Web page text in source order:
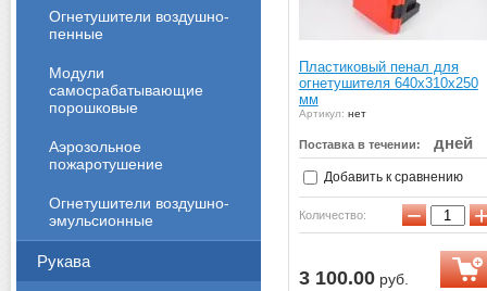
Пластиковый пенал для
огнетушителя 640х310х250
мм
Артикул: нет
Поставка в течении: дней
Добавить к сравнению
Количество: −
3 100.00руб.
Огнетушители воздушно-
пенные
Модули
самосрабатывающие
порошковые
Аэрозольное
пожаротушение
Огнетушители воздушно-
эмульсионные
Рукава